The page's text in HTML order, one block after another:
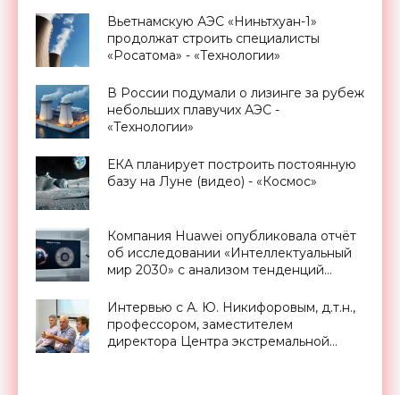
Вьетнамскую АЭС «Ниньтхуан-1»
продолжат строить специалисты
«Росатома» - «Технологии»
В России подумали о лизинге за рубеж
небольших плавучих АЭС -
«Технологии»
ЕКА планирует построить постоянную
базу на Луне (видео) - «Космос»
Компания Huawei опубликовала отчёт
об исследовании «Интеллектуальный
мир 2030» с анализом тенденций
«Смартфоны»
Интервью с А. Ю. Никифоровым, д.т.н.,
профессором, заместителем
директора Центра экстремальной